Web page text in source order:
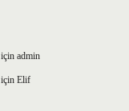
için admin
için Elif